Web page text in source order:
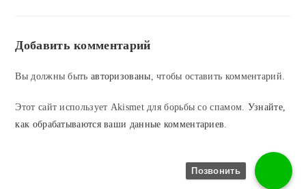
Добавить комментарий
Вы должны быть авторизованы , чтобы оставить комментарий.
Этот сайт использует Akismet для борьбы со спамом. Узнайте,
как обрабатываются ваши данные комментариев
Позвонить